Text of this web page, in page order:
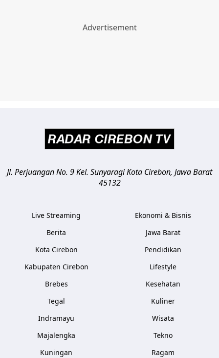
Jl. Perjuangan No. 9 Kel. SunyaragiKota Cirebon, Jawa Barat
45132
Live Streaming
Berita
Kota Cirebon
Kabupaten Cirebon
Brebes
Tegal
Indramayu
Majalengka
Kuningan
Ekonomi & Bisnis
Jawa Barat
Pendidikan
Lifestyle
Kesehatan
Kuliner
Wisata
Tekno
Ragam